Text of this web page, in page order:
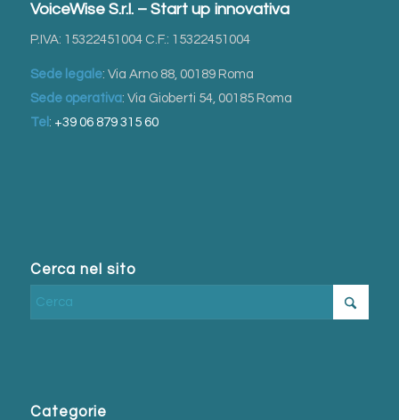
VoiceWise S.r.l. – Start up innovativa
P.IVA: 15322451004 C.F.: 15322451004
Sede legale: Via Arno 88, 00189 Roma
Sede operativa: Via Gioberti 54, 00185 Roma
Tel : +39 06 879 315 60
Cerca nel sito
Categorie